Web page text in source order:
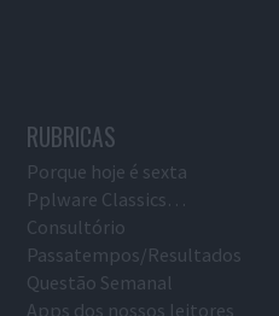
RUBRICAS
Porque hoje é sexta
Pplware Classics…
Consultório
Passatempos/Resultados
Questão Semanal
Apps dos nossos leitores